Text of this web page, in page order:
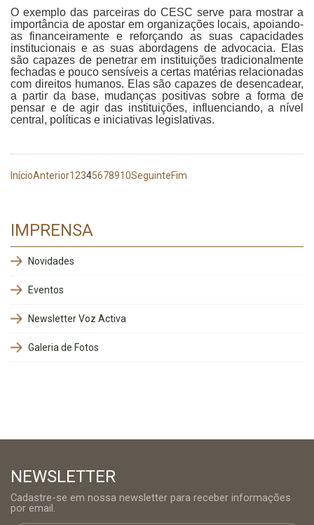
O exemplo das parceiras do CESC serve para mostrar a
importância de apostar em organizações locais, apoiando-
as financeiramente e reforçando as suas capacidades
institucionais e as suas abordagens de advocacia. Elas
são capazes de penetrar em instituições tradicionalmente
fechadas e pouco sensíveis a certas matérias relacionadas
com direitos humanos. Elas são capazes de desencadear,
a partir da base, mudanças positivas sobre a forma de
pensar e de agir das instituições, influenciando, a nível
central, políticas e iniciativas legislativas.
InícioAnterior1 2345678910SeguinteFim
IMPRENSA
Novidades
Eventos
Newsletter Voz Activa
Galeria de Fotos
NEWSLETTER
Cadastre-se em nossa newsletter para receber informações
por email.